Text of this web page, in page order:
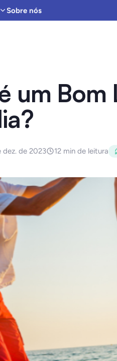
Sobre nós
um Bom
dez. de 2023 12 min de leitura